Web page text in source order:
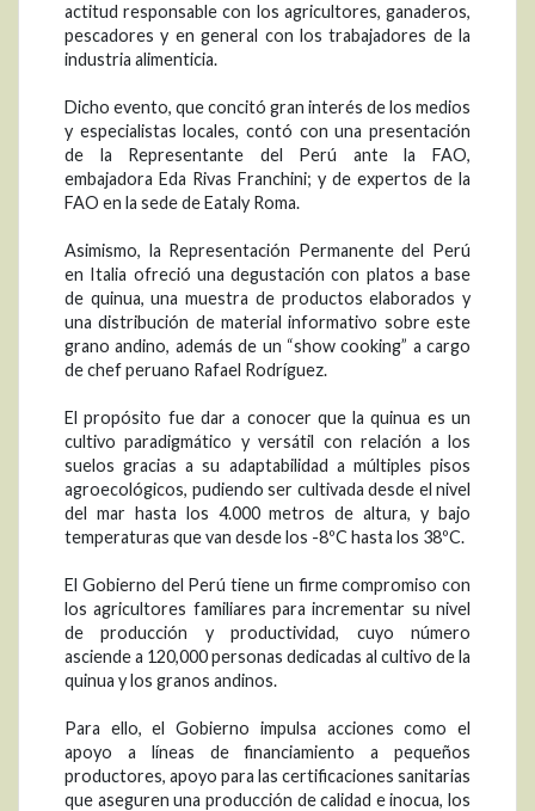
actitud responsable con los agricultores, ganaderos,
pescadores y en general con los trabajadores de la
industria alimenticia.
Dicho evento, que concitó gran interés de los medios
y especialistas locales, contó con una presentación
de la Representante del Perú ante la FAO,
embajadora Eda Rivas Franchini; y de expertos de la
FAO en la sede de Eataly Roma.
Asimismo, la Representación Permanente del Perú
en Italia ofreció una degustación con platos a base
de quinua, una muestra de productos elaborados y
una distribución de material informativo sobre este
grano andino, además de un “show cooking” a cargo
de chef peruano Rafael Rodríguez.
El propósito fue dar a conocer que la quinua es un
cultivo paradigmático y versátil con relación a los
suelos gracias a su adaptabilidad a múltiples pisos
agroecológicos, pudiendo ser cultivada desde el nivel
del mar hasta los 4.000 metros de altura, y bajo
temperaturas que van desde los -8ºC hasta los 38ºC.
El Gobierno del Perú tiene un firme compromiso con
los agricultores familiares para incrementar su nivel
de producción y productividad, cuyo número
asciende a 120,000 personas dedicadas al cultivo de la
quinua y los granos andinos.
Para ello, el Gobierno impulsa acciones como el
apoyo a líneas de financiamiento a pequeños
productores, apoyo para las certificaciones sanitarias
que aseguren una producción de calidad e inocua, los